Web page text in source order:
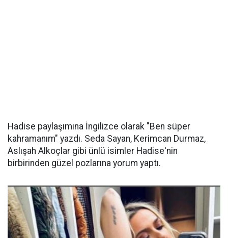
Hadise paylaşımına İngilizce olarak "Ben süper
kahramanım" yazdı. Seda Sayan, Kerimcan Durmaz,
Aslışah Alkoçlar gibi ünlü isimler Hadise'nin
birbirinden güzel pozlarına yorum yaptı.